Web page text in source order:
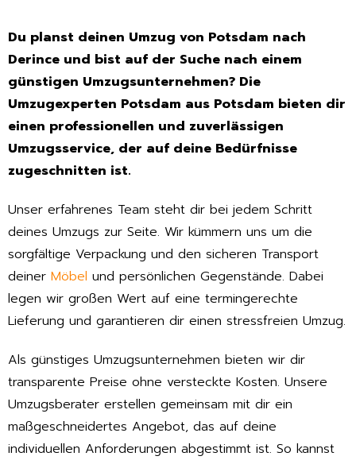
Du planst deinen Umzug von Potsdam nach
Derince und bist auf der Suche nach einem
günstigen Umzugsunternehmen? Die
Umzugexperten Potsdam aus Potsdam bieten dir
einen professionellen und zuverlässigen
Umzugsservice, der auf deine Bedürfnisse
zugeschnitten ist.
Unser erfahrenes Team steht dir bei jedem Schritt
deines Umzugs zur Seite. Wir kümmern uns um die
sorgfältige Verpackung und den sicheren Transport
deiner Möbel und persönlichen Gegenstände. Dabei
legen wir großen Wert auf eine termingerechte
Lieferung und garantieren dir einen stressfreien Umzug.
Als günstiges Umzugsunternehmen bieten wir dir
transparente Preise ohne versteckte Kosten. Unsere
Umzugsberater erstellen gemeinsam mit dir ein
maßgeschneidertes Angebot, das auf deine
individuellen Anforderungen abgestimmt ist. So kannst